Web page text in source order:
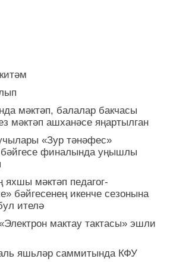
мәктәп, балалар бакчасы
мәктәп ашханәсе яңартылган
«Зур тәнәфес»
бәйгесе финалында уңышлы
яхшы мәктәп педагог-
бәйгесенең икенче сезонына
ителә
мактау тактасы» эшли
яшьләр саммитында КФУ